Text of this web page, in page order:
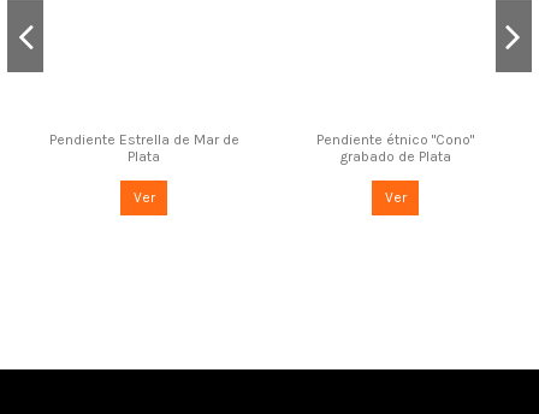
Pendiente Estrella de Mar de
Plata
Ver
Pendiente étnico "Cono"
grabado de Plata
Ver